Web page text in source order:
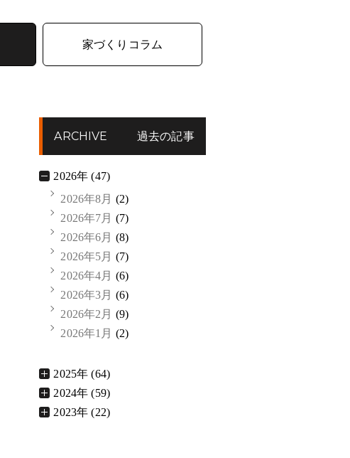
家づくりコラム
ARCHIVE 過去の記事
2026年 (47)
2026年8月 (2)
2026年7月 (7)
2026年6月 (8)
2026年5月 (7)
2026年4月 (6)
2026年3月 (6)
2026年2月 (9)
2026年1月 (2)
2025年 (64)
2024年 (59)
2023年 (22)